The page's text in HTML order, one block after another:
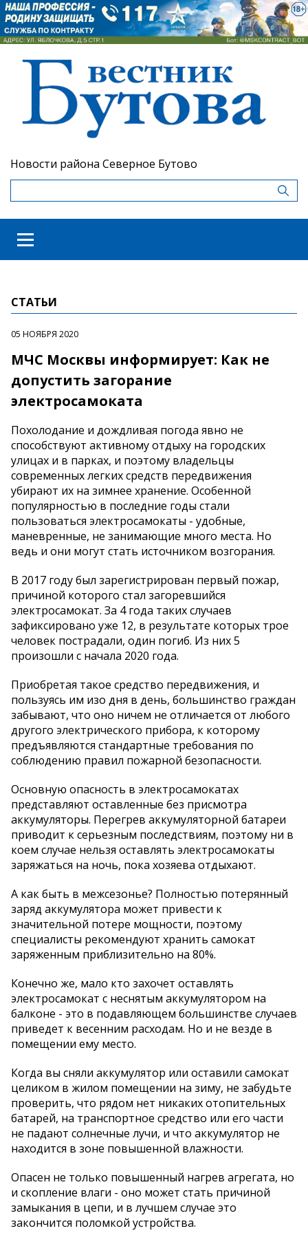
Новости района Северное Бутово
СТАТЬИ
05 НОЯБРЯ 2020
МЧС Москвы информирует: Как не
допустить загорание
электросамоката
Похолодание и дождливая погода явно не
способствуют активному отдыху на городских
улицах и в парках, и поэтому владельцы
современных легких средств передвижения
убирают их на зимнее хранение. Особенной
популярностью в последние годы стали
пользоваться электросамокаты - удобные,
маневренные, не занимающие много места. Но
ведь и они могут стать источником возгорания.
В 2017 году был зарегистрирован первый пожар,
причиной которого стал загоревшийся
электросамокат. За 4 года таких случаев
зафиксировано уже 12, в результате которых трое
человек пострадали, один погиб. Из них 5
произошли с начала 2020 года.
Приобретая такое средство передвижения, и
пользуясь им изо дня в день, большинство граждан
забывают, что оно ничем не отличается от любого
другого электрического прибора, к которому
предъявляются стандартные требования по
соблюдению правил пожарной безопасности.
Основную опасность в электросамокатах
представляют оставленные без присмотра
аккумуляторы. Перегрев аккумуляторной батареи
приводит к серьезным последствиям, поэтому ни в
коем случае нельзя оставлять электросамокаты
заряжаться на ночь, пока хозяева отдыхают.
А как быть в межсезонье? Полностью потерянный
заряд аккумулятора может привести к
значительной потере мощности, поэтому
специалисты рекомендуют хранить самокат
заряженным приблизительно на 80%.
Конечно же, мало кто захочет оставлять
электросамокат с неснятым аккумулятором на
балконе - это в подавляющем большинстве случаев
приведет к весенним расходам. Но и не везде в
помещении ему место.
Когда вы сняли аккумулятор или оставили самокат
целиком в жилом помещении на зиму, не забудьте
проверить, что рядом нет никаких отопительных
батарей, на транспортное средство или его части
не падают солнечные лучи, и что аккумулятор не
находится в зоне повышенной влажности.
Опасен не только повышенный нагрев агрегата, но
и скопление влаги - оно может стать причиной
замыкания в цепи, и в лучшем случае это
закончится поломкой устройства.